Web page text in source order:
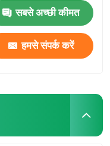
सबसे अच्छी कीमत
हमसे संपर्क करें